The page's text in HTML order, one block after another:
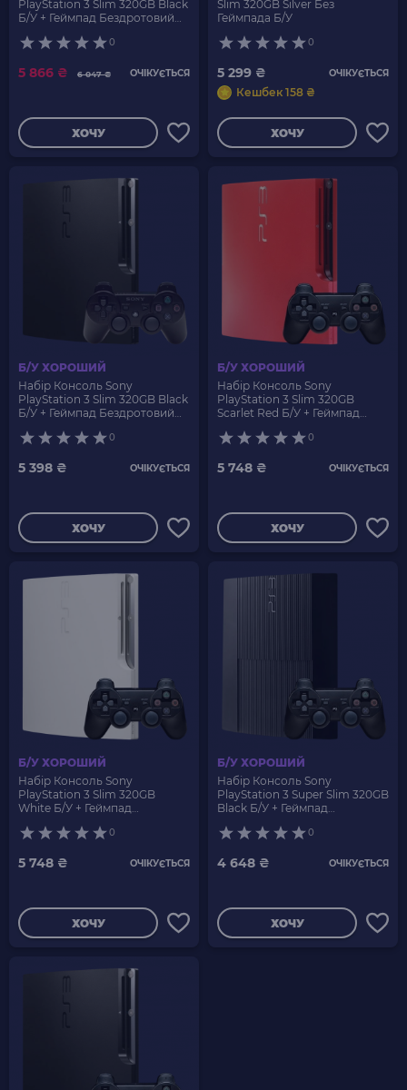
PlayStation 3 Slim 320GB Black
Б/У + Геймпад Бездротовий
Redemption Англійська
0
6 047 ₴
5 866 ₴ ОЧІКУЄТЬСЯ
ХОЧУ
Slim 320GB Silver Без
Геймпада Б/У
0
5 299 ₴ ОЧІКУЄТЬСЯ
Кешбек 158 ₴
ХОЧУ
Б/У ХОРОШИЙ
Набір Консоль Sony
PlayStation 3 Slim 320GB Black
Б/У + Геймпад Бездротовий
0
5 398 ₴ ОЧІКУЄТЬСЯ
ХОЧУ
Б/У ХОРОШИЙ
Набір Консоль Sony
PlayStation 3 Slim 320GB
Scarlet Red Б/У + Геймпад
Новий
0
5 748 ₴ ОЧІКУЄТЬСЯ
ХОЧУ
Б/У ХОРОШИЙ
Набір Консоль Sony
PlayStation 3 Slim 320GB
White Б/У + Геймпад
Новий
0
5 748 ₴ ОЧІКУЄТЬСЯ
ХОЧУ
Б/У ХОРОШИЙ
Набір Консоль Sony
PlayStation 3 Super Slim 320GB
Black Б/У + Геймпад
0
4 648 ₴ ОЧІКУЄТЬСЯ
ХОЧУ